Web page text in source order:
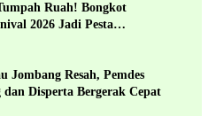
Ruah! Bongkot
2026 Jadi Pesta
di Peterongan
Jombang Resah, Pemdes
Disperta Bergerak Cepat